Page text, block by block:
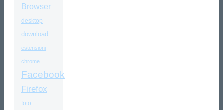
Browser
desktop
download
estensioni
chrome
Facebook
Firefox
foto